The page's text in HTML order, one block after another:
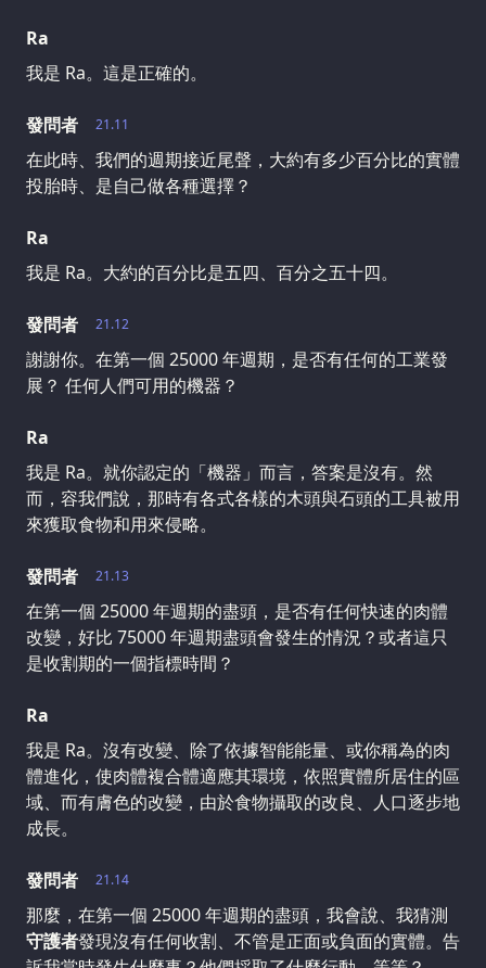
Ra
我是 Ra。這是正確的。
21.11
發問者
在此時、我們的週期接近尾聲，大約有多少百分比的實體
投胎時、是自己做各種選擇？
Ra
我是 Ra。大約的百分比是五四、百分之五十四。
21.12
發問者
謝謝你。在第一個 25000 年週期，是否有任何的工業發
展？ 任何人們可用的機器？
Ra
我是 Ra。就你認定的「機器」而言，答案是沒有。然
而，容我們說，那時有各式各樣的木頭與石頭的工具被用
來獲取食物和用來侵略。
21.13
發問者
在第一個 25000 年週期的盡頭，是否有任何快速的肉體
改變，好比 75000 年週期盡頭會發生的情況？或者這只
是收割期的一個指標時間？
Ra
我是 Ra。沒有改變、除了依據智能能量、或你稱為的肉
體進化，使肉體複合體適應其環境，依照實體所居住的區
域、而有膚色的改變，由於食物攝取的改良、人口逐步地
成長。
21.14
發問者
那麼，在第一個 25000 年週期的盡頭，我會說、我猜測
守護者發現沒有任何收割、不管是正面或負面的實體。告